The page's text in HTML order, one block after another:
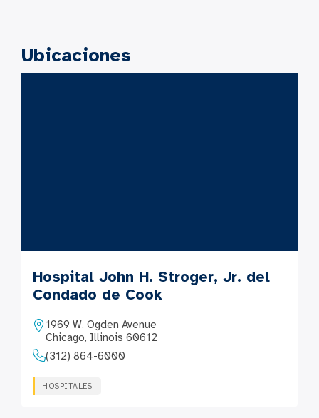
Ubicaciones
Hospital John H. Stroger, Jr. del
Condado de Cook
1969 W. Ogden Avenue
Chicago, Illinois 60612
(312) 864-6000
HOSPITALES